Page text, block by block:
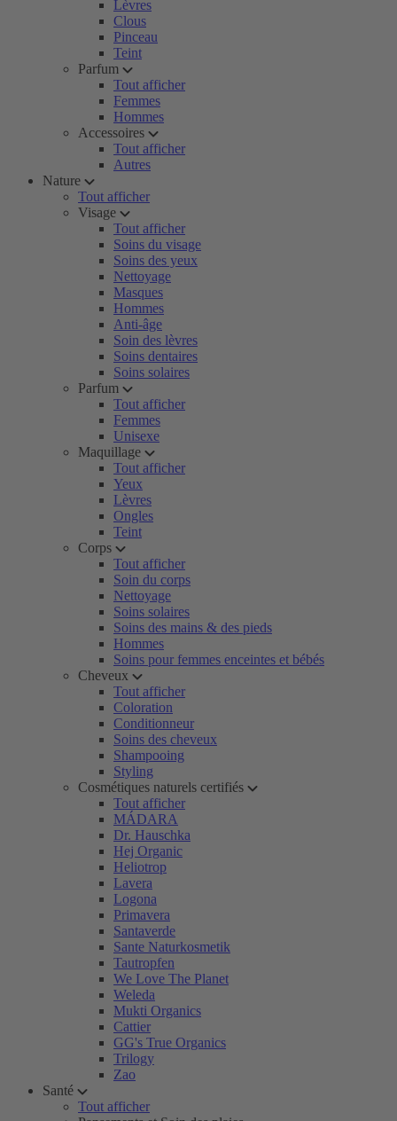
Lèvres
Clous
Pinceau
Teint
Parfum
Tout afficher
Femmes
Hommes
Accessoires
Tout afficher
Autres
Nature
Tout afficher
Visage
Tout afficher
Soins du visage
Soins des yeux
Nettoyage
Masques
Hommes
Anti-âge
Soin des lèvres
Soins dentaires
Soins solaires
Parfum
Tout afficher
Femmes
Unisexe
Maquillage
Tout afficher
Yeux
Lèvres
Ongles
Teint
Corps
Tout afficher
Soin du corps
Nettoyage
Soins solaires
Soins des mains & des pieds
Hommes
Soins pour femmes enceintes et bébés
Cheveux
Tout afficher
Coloration
Conditionneur
Soins des cheveux
Shampooing
Styling
Cosmétiques naturels certifiés
Tout afficher
MÁDARA
Dr. Hauschka
Hej Organic
Heliotrop
Lavera
Logona
Primavera
Santaverde
Sante Naturkosmetik
Tautropfen
We Love The Planet
Weleda
Mukti Organics
Cattier
GG's True Organics
Trilogy
Zao
Santé
Tout afficher